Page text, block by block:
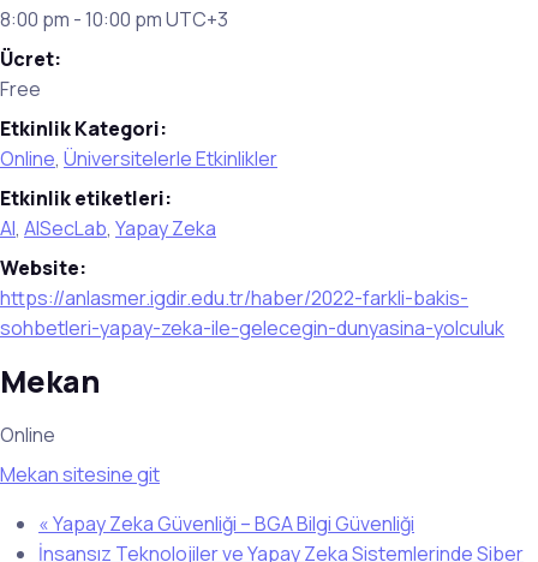
8:00 pm - 10:00 pmUTC+3
Ücret:
Free
Etkinlik Kategori:
Online, Üniversitelerle Etkinlikler
Etkinlik etiketleri:
AI, AISecLab, Yapay Zeka
Website:
https://anlasmer.igdir.edu.tr/haber/2022-farkli-bakis-
sohbetleri-yapay-zeka-ile-gelecegin-dunyasina-yolculuk
Mekan
Online
Mekan sitesine git
«Yapay Zeka Güvenliği – BGA Bilgi Güvenliği
İnsansız Teknolojiler ve Yapay Zeka Sistemlerinde Siber